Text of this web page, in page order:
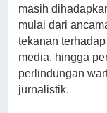
masih
mulai dari
tekanan
media, hingga
perlindungan
jurnalistik.